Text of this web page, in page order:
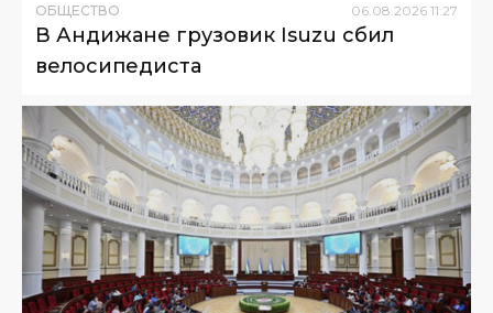
ОБЩЕСТВО 06 08 2026 11:27
В Андижане грузовик Isuzu сбил
велосипедиста